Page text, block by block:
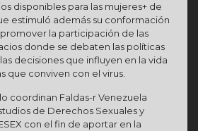
disponibles para las mujeres+ de
estimuló además su conformación
la participación de las
donde se debaten las políticas
decisiones que influyen en la vida
que conviven con el virus.
coordinan Faldas-r Venezuela
de Derechos Sexuales y
con el fin de aportar en la